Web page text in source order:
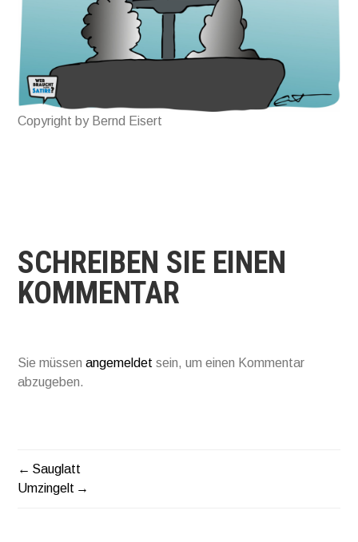
Copyright by Bernd Eisert
SCHREIBEN SIE EINEN
KOMMENTAR
Sie müssenangemeldet sein, um einen Kommentar
abzugeben.
Sauglatt
Umzingelt